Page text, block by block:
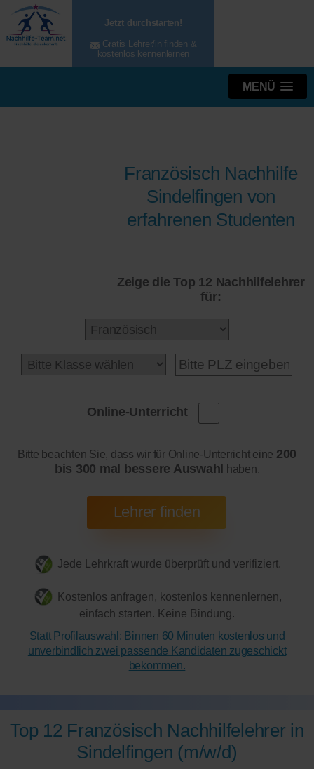
Jetzt durchstarten!
Gratis Lehrer/in finden &
kostenlos kennenlernen
MENÜ
Französisch Nachhilfe
Sindelfingen von
erfahrenen Studenten
Zeige die Top 12 Nachhilfelehrer
für:
Online-Unterricht
Bitte beachten Sie, dass wir für Online-Unterricht eine 200
bis 300 mal bessere Auswahl haben.
Jede Lehrkraft wurde überprüft und verifiziert.
Kostenlos anfragen, kostenlos kennenlernen,
einfach starten. Keine Bindung.
Statt Profilauswahl: Binnen 60 Minuten kostenlos und
unverbindlich zwei passende Kandidaten zugeschickt
bekommen.
Top 12 Französisch Nachhilfelehrer in
Sindelfingen (m/w/d)